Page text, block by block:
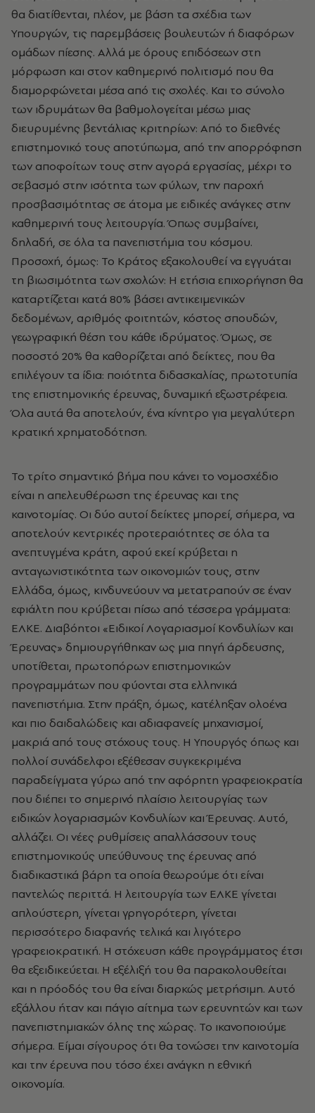
θα διατίθενται, πλέον, με βάση τα σχέδια των
Υπουργών, τις παρεμβάσεις βουλευτών ή διαφόρων
ομάδων πίεσης. Αλλά με όρους επιδόσεων στη
μόρφωση και στον καθημερινό πολιτισμό που θα
διαμορφώνεται μέσα από τις σχολές. Και το σύνολο
των ιδρυμάτων θα βαθμολογείται μέσω μιας
διευρυμένης βεντάλιας κριτηρίων: Από το διεθνές
επιστημονικό τους αποτύπωμα, από την απορρόφηση
των αποφοίτων τους στην αγορά εργασίας, μέχρι το
σεβασμό στην ισότητα των φύλων, την παροχή
προσβασιμότητας σε άτομα με ειδικές ανάγκες στην
καθημερινή τους λειτουργία. Όπως συμβαίνει,
δηλαδή, σε όλα τα πανεπιστήμια του κόσμου.
Προσοχή, όμως: Το Κράτος εξακολουθεί να εγγυάται
τη βιωσιμότητα των σχολών: H ετήσια επιχορήγηση θα
καταρτίζεται κατά 80% βάσει αντικειμενικών
δεδομένων, αριθμός φοιτητών, κόστος σπουδών,
γεωγραφική θέση του κάθε ιδρύματος. Όμως, σε
ποσοστό 20% θα καθορίζεται από δείκτες, που θα
επιλέγουν τα ίδια: ποιότητα διδασκαλίας, πρωτοτυπία
της επιστημονικής έρευνας, δυναμική εξωστρέφεια.
Όλα αυτά θα αποτελούν, ένα κίνητρο για μεγαλύτερη
κρατική χρηματοδότηση.
Το τρίτο σημαντικό βήμα που κάνει το νομοσχέδιο
είναι η απελευθέρωση της έρευνας και της
καινοτομίας. Οι δύο αυτοί δείκτες μπορεί, σήμερα, να
αποτελούν κεντρικές προτεραιότητες σε όλα τα
ανεπτυγμένα κράτη, αφού εκεί κρύβεται η
ανταγωνιστικότητα των οικονομιών τους, στην
Ελλάδα, όμως, κινδυνεύουν να μετατραπούν σε έναν
εφιάλτη που κρύβεται πίσω από τέσσερα γράμματα:
ΕΛΚΕ. Διαβόητοι «Ειδικοί Λογαριασμοί Κονδυλίων και
Έρευνας» δημιουργήθηκαν ως μια πηγή άρδευσης,
υποτίθεται, πρωτοπόρων επιστημονικών
προγραμμάτων που φύονται στα ελληνικά
πανεπιστήμια. Στην πράξη, όμως, κατέληξαν ολοένα
και πιο δαιδαλώδεις και αδιαφανείς μηχανισμοί,
μακριά από τους στόχους τους. Η Υπουργός όπως και
πολλοί συνάδελφοι εξέθεσαν συγκεκριμένα
παραδείγματα γύρω από την αφόρητη γραφειοκρατία
που διέπει το σημερινό πλαίσιο λειτουργίας των
ειδικών λογαριασμών Κονδυλίων και Έρευνας. Αυτό,
αλλάζει. Οι νέες ρυθμίσεις απαλλάσσουν τους
επιστημονικούς υπεύθυνους της έρευνας από
διαδικαστικά βάρη τα οποία θεωρούμε ότι είναι
παντελώς περιττά. Η λειτουργία των ΕΛΚΕ γίνεται
απλούστερη, γίνεται γρηγορότερη, γίνεται
περισσότερο διαφανής τελικά και λιγότερο
γραφειοκρατική. Η στόχευση κάθε προγράμματος έτσι
θα εξειδικεύεται. Η εξέλιξή του θα παρακολουθείται
και η πρόοδός του θα είναι διαρκώς μετρήσιμη. Αυτό
εξάλλου ήταν και πάγιο αίτημα των ερευνητών και των
πανεπιστημιακών όλης της χώρας. Το ικανοποιούμε
σήμερα. Είμαι σίγουρος ότι θα τονώσει την καινοτομία
και την έρευνα που τόσο έχει ανάγκη η εθνική
οικονομία.